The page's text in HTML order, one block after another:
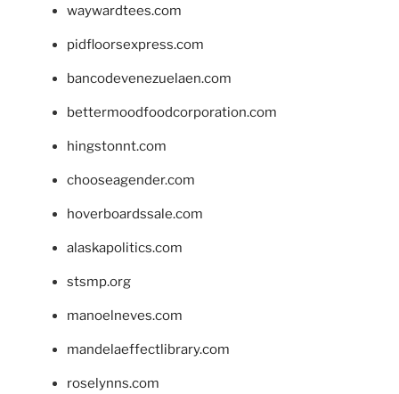
waywardtees.com
pidfloorsexpress.com
bancodevenezuelaen.com
bettermoodfoodcorporation.com
hingstonnt.com
chooseagender.com
hoverboardssale.com
alaskapolitics.com
stsmp.org
manoelneves.com
mandelaeffectlibrary.com
roselynns.com